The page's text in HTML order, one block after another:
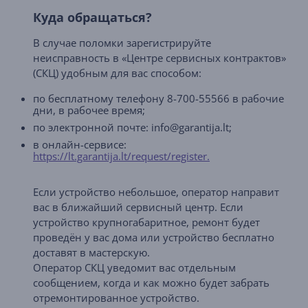
Куда обращаться?
В случае поломки зарегистрируйте
неисправность в «Центре сервисных контрактов»
(СКЦ) удобным для вас способом:
по бесплатному телефону 8-700-55566 в рабочие
дни, в рабочее время;
по электронной почте: info@garantija.lt;
в онлайн-сервисе:
https://lt.garantija.lt/request/register.
Если устройство небольшое, оператор направит
вас в ближайший сервисный центр. Если
устройство крупногабаритное, ремонт будет
проведён у вас дома или устройство бесплатно
доставят в мастерскую.
Оператор СКЦ уведомит вас отдельным
сообщением, когда и как можно будет забрать
отремонтированное устройство.